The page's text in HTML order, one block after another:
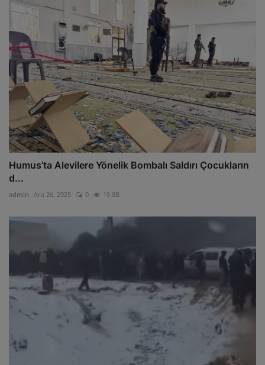
Humus’ta Alevilere Yönelik Bombalı Saldırı Çocukların
d...
admin Ara 26, 2025 0 10.8B